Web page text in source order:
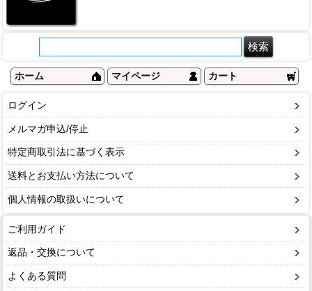
ホーム マイページ カート
ログイン
メルマガ申込/停止
特定商取引法に基づく表示
送料とお支払い方法について
個人情報の取扱いについて
ご利用ガイド
返品・交換について
よくある質問